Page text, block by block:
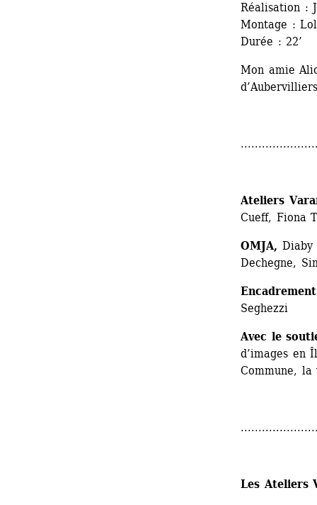
Réalisation :
Montage :
Durée : 22’
Mon amie
Ateliers
Cueff, Fiona
OMJA, Diaby
Dechegne,
Seghezzi
Avec le
d’images en
Commune,
Les Ateliers